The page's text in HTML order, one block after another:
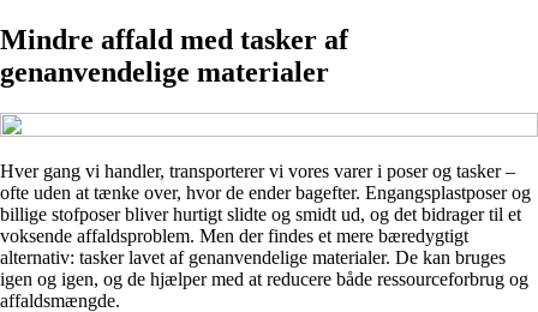
Mindre affald med tasker af
genanvendelige materialer
Hver gang vi handler, transporterer vi vores varer i poser og tasker –
ofte uden at tænke over, hvor de ender bagefter. Engangsplastposer og
billige stofposer bliver hurtigt slidte og smidt ud, og det bidrager til et
voksende affaldsproblem. Men der findes et mere bæredygtigt
alternativ: tasker lavet af genanvendelige materialer. De kan bruges
igen og igen, og de hjælper med at reducere både ressourceforbrug og
affaldsmængde.